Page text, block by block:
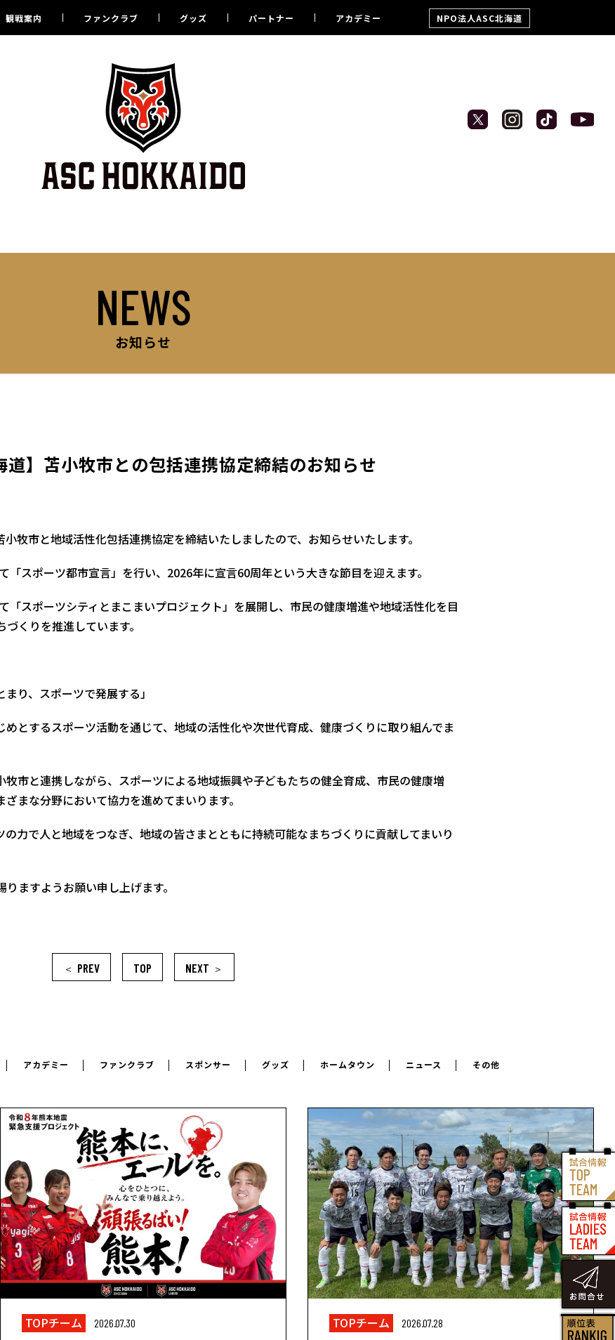
観戦案内 ファンクラブ グッズ パートナー アカデミー NPO法人ASC北海道
NEWS
お知らせ
道】苫小牧市との包括連携協定締結のお知らせ
牧市と地域活性化包括連携協定を締結いたしましたので、お知らせいたします。
「スポーツ都市宣言」を行い、2026年に宣言60周年という大きな節目を迎えます。
「スポーツシティとまこまいプロジェクト」を展開し、市民の健康増進や地域活性化を目
くりを推進しています。
り、スポーツで発展する」
めとするスポーツ活動を通じて、地域の活性化や次世代育成、健康づくりに取り組んでま
市と連携しながら、スポーツによる地域振興や子どもたちの健全育成、市民の健康増
まな分野において協力を進めてまいります。
力で人と地域をつなぎ、地域の皆さまとともに持続可能なまちづくりに貢献してまいり
ますようお願い申し上げます。
＜ PREV TOP NEXT ＞
アカデミー ファンクラブ スポンサー グッズ ホームタウン ニュース その他
TOPチーム 2026.07.30 TOPチーム 2026.07.28